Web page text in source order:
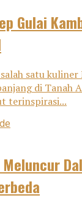
Gulai
satu
di Tanah
terinspirasi...